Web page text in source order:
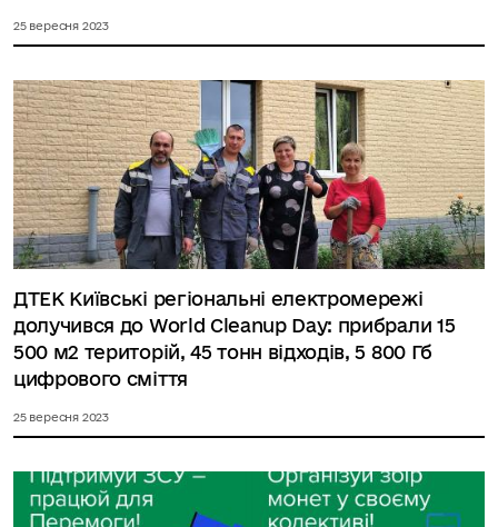
25 вересня 2023
ДТЕК Київські регіональні електромережі
долучився до World Cleanup Day: прибрали 15
500 м2 територій, 45 тонн відходів, 5 800 Гб
цифрового сміття
25 вересня 2023